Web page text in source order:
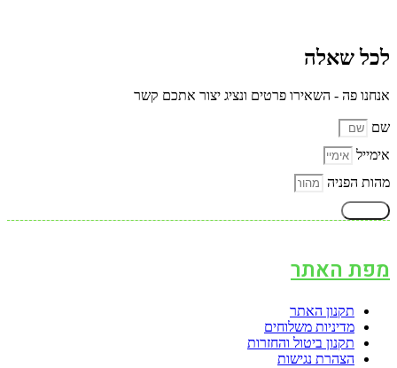
לכל שאלה
אנחנו פה - השאירו פרטים ונציג יצור אתכם קשר
שם
אימייל
מהות הפניה
מפת האתר
תקנון האתר
מדיניות משלוחים
תקנון ביטול והחזרות
הצהרת נגישות